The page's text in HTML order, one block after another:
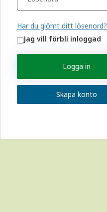
Har du glömt ditt lösenord?
Jag vill förbli inloggad
Logga in
Skapa konto